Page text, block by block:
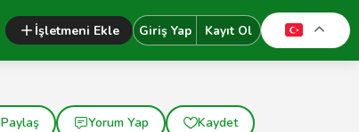
İşletmeni Ekle Giriş Yap Kayıt Ol
Paylaş Yorum Yap Kaydet